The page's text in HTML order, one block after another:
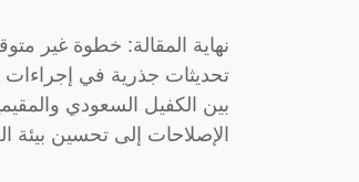
نهاية المقالة: خطوة غير
تحديثات جذرية في إجراءات
بين الكفيل السعودي
الإصلاحات إلى تحسين بيئة